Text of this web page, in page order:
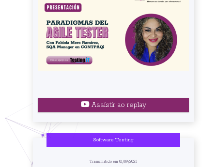
Assistir ao replay
Software Testing
Transmitido em 01/09/2023